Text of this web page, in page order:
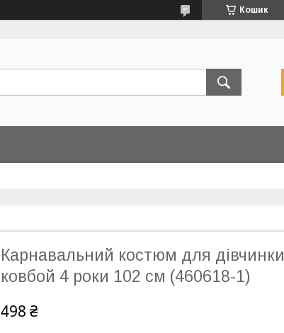
Кошик
Карнавальний костюм для дівчинки
ковбой 4 роки 102 см (460618-1)
498 ₴